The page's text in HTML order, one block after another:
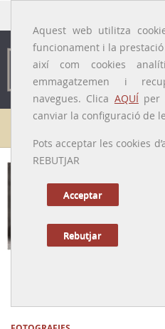
Aquest web utilitza
funcionament i la
així com cookies
emmagatzemen i
navegues. Clica AQUÍper
canviar la configuració de
Pots acceptar les cookies
REBUTJAR
Acceptar
Rebutjar
Galeria de metges
[Barcelona,